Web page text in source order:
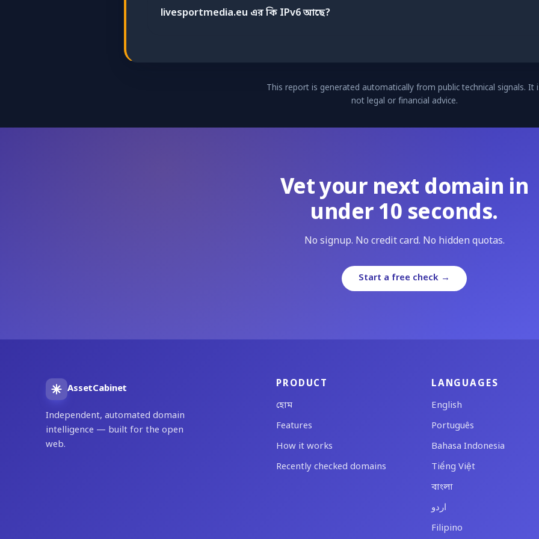
livesportmedia.eu এর কি IPv6 আছে?
This report is generated automatically from public technical signals. It
not legal or financial advice.
Vet your next domain in
under 10 seconds.
No signup. No credit card. No hidden quotas.
Start a free check →
AssetCabinet
Independent, automated domain
intelligence — built for the open
web.
PRODUCT
হোম
Features
How it works
Recently checked domains
LANGUAGES
English
Português
Bahasa Indonesia
Tiếng Việt
বাংলা
اردو
Filipino